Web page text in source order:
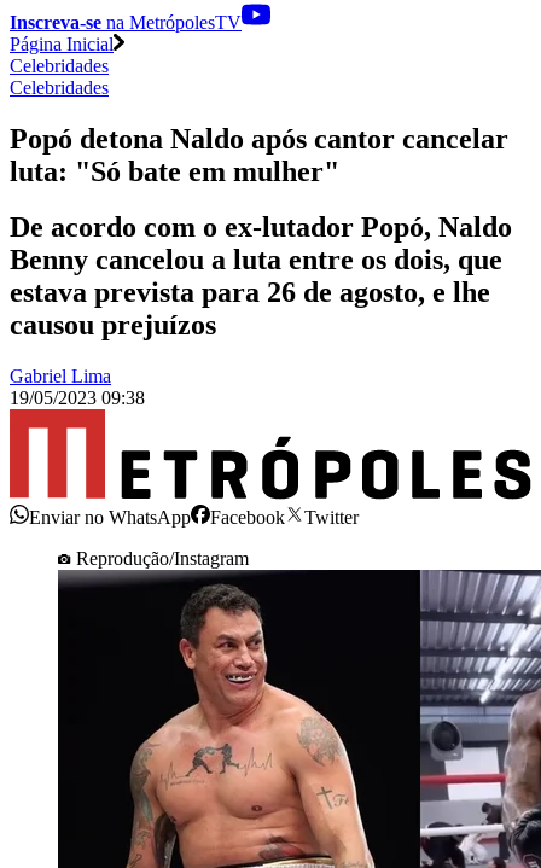
Inscreva-se na MetrópolesTV
Página Inicial
Celebridades
Celebridades
Popó detona Naldo após cantor cancelar
luta: "Só bate em mulher"
De acordo com o ex-lutador Popó, Naldo
Benny cancelou a luta entre os dois, que
estava prevista para 26 de agosto, e lhe
causou prejuízos
Gabriel Lima
19/05/2023 09:38
Enviar no WhatsApp Facebook
Twitter
Reprodução/Instagram